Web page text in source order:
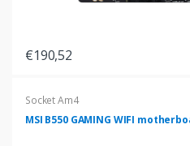
€190,52
Socket Am4
MSI B550 GAMING WIFI